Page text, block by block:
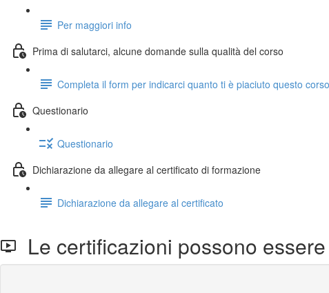
Per maggiori info
Prima di salutarci, alcune domande sulla qualità del corso
Completa il form per indicarci quanto ti è piaciuto questo corso
Questionario
Questionario
Dichiarazione da allegare al certificato di formazione
Dichiarazione da allegare al certificato
Le certificazioni possono